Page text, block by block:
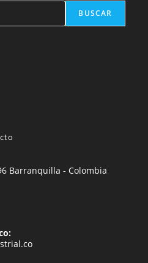
BUSCAR
Barranquilla - Colombia
Se